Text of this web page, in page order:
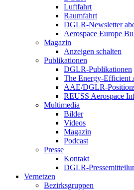
Luftfahrt
Raumfahrt
DGLR-Newsletter
Aerospace Europe
Magazin
Anzeigen schalten
Publikationen
DGLR-Publikationen
The Energy-Efficient
AAE/DGLR-
REUSS Aerospace
Multimedia
Bilder
Videos
Magazin
Podcast
Presse
Kontakt
DGLR-
Vernetzen
Bezirksgruppen